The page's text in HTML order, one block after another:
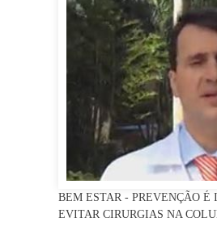
BEM ESTAR - PREVENÇÃO É
EVITAR CIRURGIAS NA